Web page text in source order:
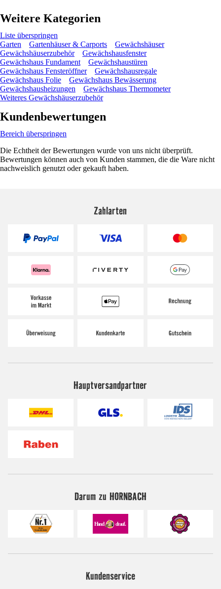
Weitere Kategorien
Liste überspringen
Garten
Gartenhäuser & Carports
Gewächshäuser
Gewächshäuserzubehör
Gewächshausfenster
Gewächshaus Fundament
Gewächshaustüren
Gewächshaus Fensteröffner
Gewächshausregale
Gewächshaus Folie
Gewächshaus Bewässerung
Gewächshausheizungen
Gewächshaus Thermometer
Weiteres Gewächshäuserzubehör
Kundenbewertungen
Bereich überspringen
Die Echtheit der Bewertungen wurde von uns nicht überprüft.
Bewertungen können auch von Kunden stammen, die die Ware nicht
nachweislich genutzt oder gekauft haben.
Zahlarten
Hauptversandpartner
Darum zu HORNBACH
Kundenservice